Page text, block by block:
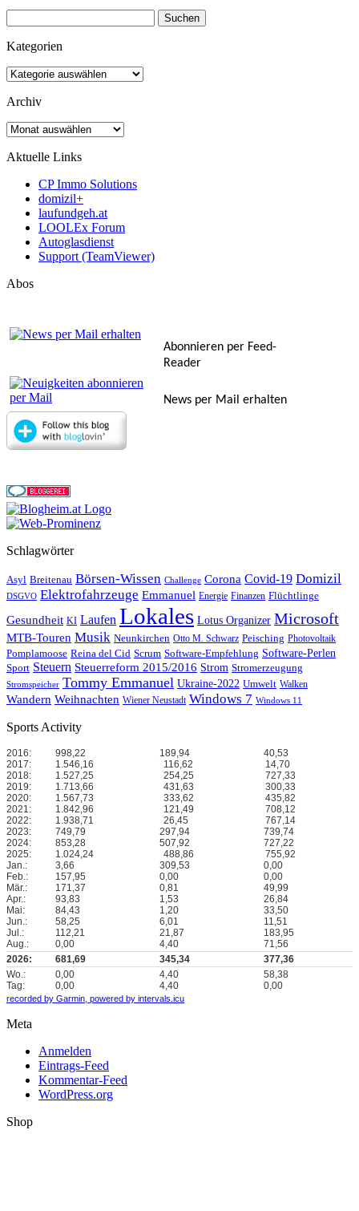
nach:
Kategorien
Kategorien
Archiv
Archiv
Aktuelle Links
CP Immo Solutions
domizil+
laufundgeh.at
LOOLEx Forum
Autoglasdienst
Support (TeamViewer)
Abos
Abonnieren per Feed-
Reader
News per Mail erhalten
Schlagwörter
Asyl Breitenau Börsen-Wissen Challenge Corona Covid-19 Domizil
DSGVO Elektrofahrzeuge Emmanuel Energie Finanzen Flüchtlinge
Gesundheit KI Laufen Lokales Lotus Organizer Microsoft
MTB-Touren Musik Neunkirchen Otto M. Schwarz Peisching Photovoltaik
Pomplamoose Reina del Cid Scrum Software-Empfehlung Software-Perlen
Sport Steuern Steuerreform 2015/2016 Strom Stromerzeugung
Stromspeicher Tommy Emmanuel Ukraine-2022 Umwelt Walken
Wandern Weihnachten Wiener Neustadt Windows 7 Windows 11
Sports Activity
2016: 998,22 189,94
40,53
2017:
1.546,16 116,62
14,70
2018:
1.527,25 254,25
727,33
2019:
1.713,66 431,63
300,33
2020:
1.567,73 333,62
435,82
2021:
1.842,96 121,49
708,12
2022:
1.938,71 26,45
767,14
2023:
749,79 297,94
739,74
2024:
853,28 507,92
727,22
2025:
1.024,24 488,86
755,92
Jan.:
3,66 309,53
0,00
Feb.:
157,95 0,00
0,00
Mär.:
171,37 0,81
49,99
Apr.:
93,83 1,53
26,84
Mai:
84,43 1,20
33,50
Jun.:
58,25 6,01
11,51
Jul.:
112,21 21,87
183,95
Aug.:
0,00 4,40
71,56
2026:
681,69 345,34
377,36
Wo.:
0,00 4,40
58,38
Tag:
0,00 4,40 0,00
recorded by Garmin, powered by intervals.icu
Meta
Anmelden
Eintrags-Feed
Kommentar-Feed
WordPress.org
Shop